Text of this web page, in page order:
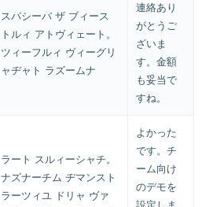
スパシーバ ザ ブィース
トルィ アトヴィェート。
ツィーフルィ ヴィーグリ
ャヂャト ラズームナ
連絡あり
がとうご
ざいま
す。金額
も妥当で
すね。
ラート スルィーシャチ。
ナズナーチム ヂマンスト
ラーツィユ ドリャ ヴァ
よかった
です。チ
ーム向け
のデモを